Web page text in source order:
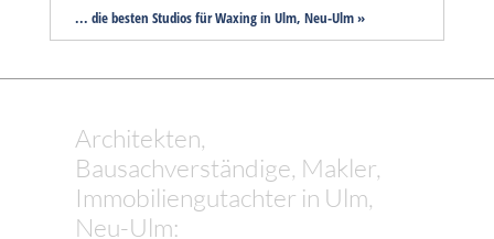
... die besten Studios für Waxing in Ulm, Neu-Ulm »
Architekten,
Bausachverständige, Makler,
Immobiliengutachter in Ulm,
Neu-Ulm: